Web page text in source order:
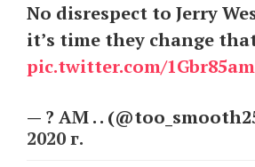
No disrespect to Jerry
it’s time they change
pic.twitter.com/
— ? AM . .
2020 г.